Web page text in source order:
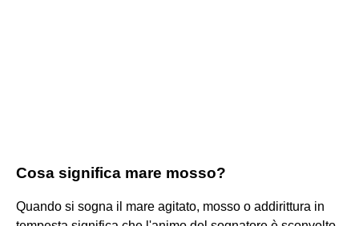
Cosa significa mare mosso?
Quando si sogna il mare agitato, mosso o addirittura in